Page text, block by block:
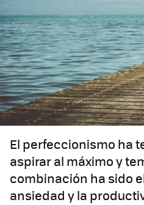
El perfeccionismo ha
aspirar al máximo y
combinación ha sido
ansiedad y la